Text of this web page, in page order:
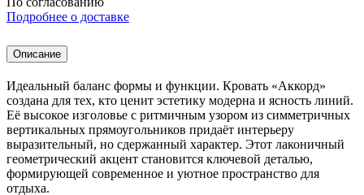
Подробнее о доставке
Описание
Идеальный баланс формы и функции. Кровать «Аккорд»
создана для тех, кто ценит эстетику модерна и ясность линий.
Её высокое изголовье с ритмичным узором из симметричных
вертикальных прямоугольников придаёт интерьеру
выразительный, но сдержанный характер. Этот лаконичный
геометрический акцент становится ключевой деталью,
формирующей современное и уютное пространство для
отдыха.